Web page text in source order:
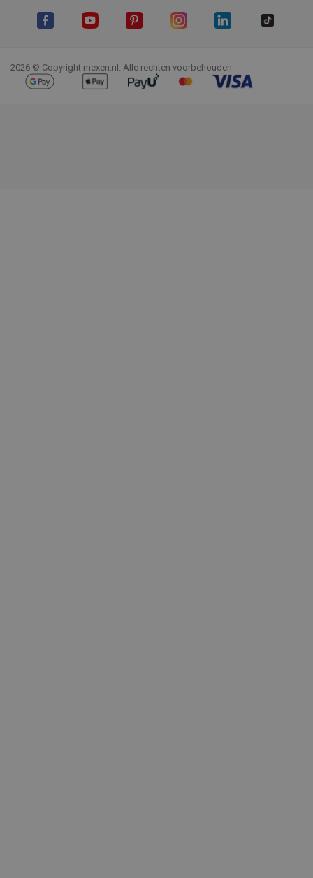
2026 © Copyright mexen.nl. Alle rechten voorbehouden.